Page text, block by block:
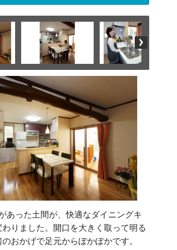
あった土間が、快適なダイニングキ
りました。開口を大きく取って明る
おかげで足元からぽかぽかです。